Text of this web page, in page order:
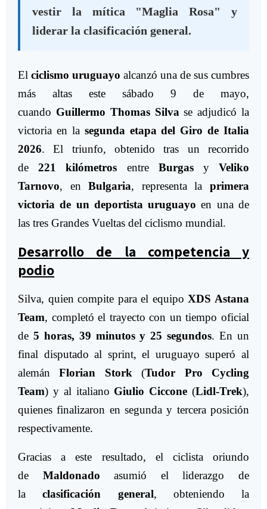
vestir la mítica "Maglia Rosa" y
liderar la clasificación general.
El ciclismo uruguayo alcanzó una de sus cumbres
más altas este sábado 9 de mayo,
cuando Guillermo Thomas Silva se adjudicó la
victoria en la segunda etapa del Giro de Italia
2026. El triunfo, obtenido tras un recorrido
de221 kilómetros entre BurgasyVeliko
Tarnovo, enBulgaria, representa laprimera
victoria de un deportista uruguayo en una de
las tres Grandes Vueltas del ciclismo mundial.
Desarrollo de la competencia y
podio
Silva, quien compite para el equipoXDS Astana
Team, completó el trayecto con un tiempo oficial
de 5 horas, 39 minutos y 25 segundos. En un
final disputado al sprint, el uruguayo superó al
alemánFlorian Stork (Tudor Pro Cycling
Team) y al italiano Giulio Ciccone (Lidl-Trek),
quienes finalizaron en segunda y tercera posición
respectivamente.
Gracias a este resultado, el ciclista oriundo
de Maldonado asumió el liderazgo de
laclasificación general, obteniendo la